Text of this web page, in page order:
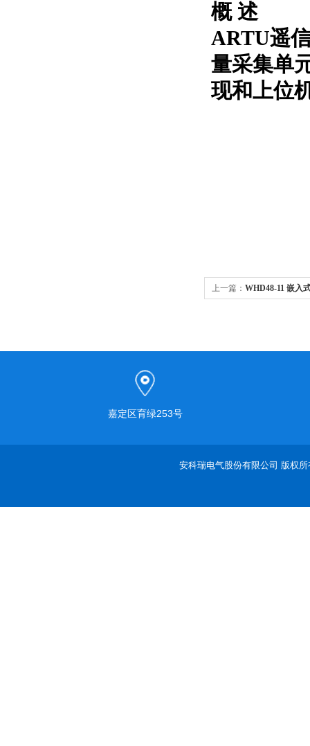
概 述
ARTU遥
量采集单
现和上位
上一篇： WHD48-11 嵌入
嘉定区育绿253号
安科瑞电气股份有限公司 版权